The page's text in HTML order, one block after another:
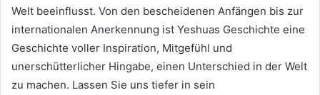
Welt beeinflusst. Von den bescheidenen Anfängen bis zur
internationalen Anerkennung ist Yeshuas Geschichte eine
Geschichte voller Inspiration, Mitgefühl und
unerschütterlicher Hingabe, einen Unterschied in der Welt
zu machen. Lassen Sie uns tiefer in sein